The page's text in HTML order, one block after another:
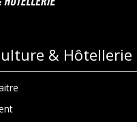
& Hôtellerie